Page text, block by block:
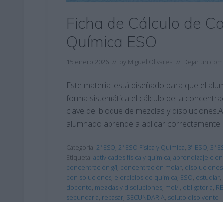
Ficha de Cálculo de
Química ESO
15 enero 2026 // by Miguel Olivares // Dejar un
Este material está diseñado para que el
forma sistemática el cálculo de la
clave del bloque de mezclas y
alumnado aprende a aplicar
Categoría: 2º ESO, 2º ESO Física y Química, 3º ESO, 3º
Etiqueta: actividades física y química, aprendizaje
concentración g/l, concentración molar, disoluciones
con soluciones, ejercicios de química, ESO, estudiar,
docente, mezclas y disoluciones, mol/l, obligatoria,
secundaria, repasar, SECUNDARIA, soluto disolvente